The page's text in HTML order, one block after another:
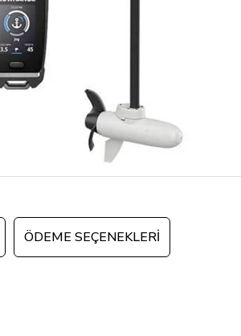
ÖDEME SEÇENEKLERI